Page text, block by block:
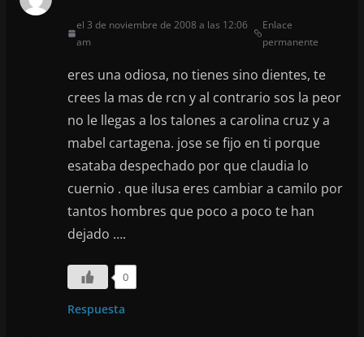
el 3 de noviembre de 2008 a las 12:06
am
Enlace
permanente
eres una odiosa, no tienes sino dientes, te
crees la mas de rcn y al contrario sos la peor
no le llegas a los talones a carolina cruz y a
mabel cartagena. jose se fijo en ti porque
esataba despechado por que claudia lo
cuernio . que ilusa eres cambiar a camilo por
tantos hombres que poco a poco te han
dejado ….
0
Respuesta